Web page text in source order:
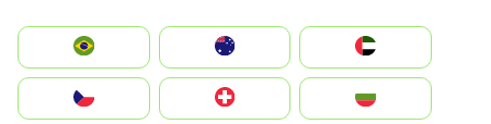
الإمارات العربية المتحدة
Switzerland